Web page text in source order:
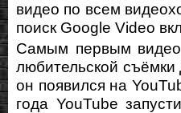
видео по всем
поиск Google Video
Самым первым видео
любительской
он появился на
года YouTube